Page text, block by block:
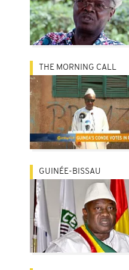
THE MORNING CALL
GUINÉE-BISSAU